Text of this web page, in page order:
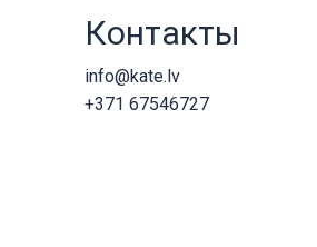
Контакты
info@kate.lv
+371 67546727